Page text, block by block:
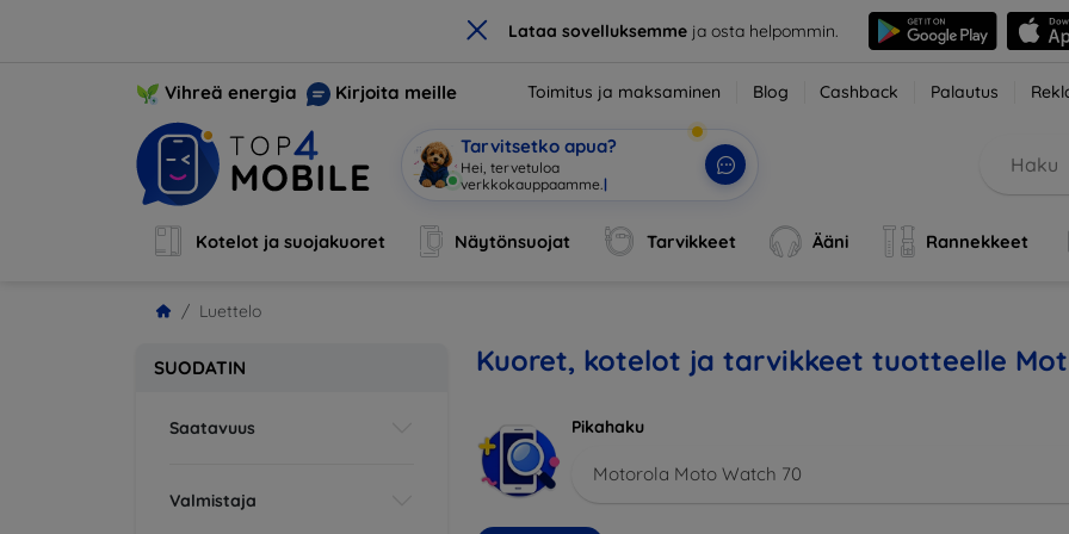
× Lataa sovelluksemmeja osta helpommin.
Vihreä energia Kirjoita meille Toimitus ja maksaminen Blog Cashback Palautus
Tarvitsetko apua?
Hei, tervetuloa
verkkokauppaam|
Kotelot ja suojakuoret Näytönsuojat Tarvikkeet Ääni Rannekkeet
Luettelo
SUODATIN
Saatavuus
Valmistaja
Kuoret, kotelot ja tarvikkeet tuotteelle
Pikahaku
Motorola Moto Watch 70